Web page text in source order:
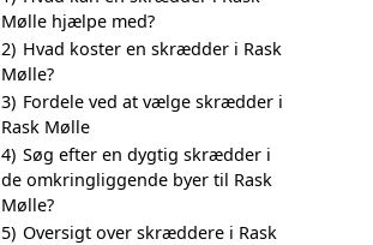
Mølle hjælpe med?
2) Hvad koster en skrædder i Rask
Mølle?
3) Fordele ved at vælge skrædder i
Rask Mølle
4) Søg efter en dygtig skrædder i
de omkringliggende byer til Rask
Mølle?
5) Oversigt over skræddere i Rask